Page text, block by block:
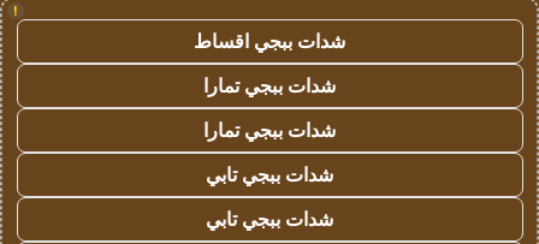
!
شدات ببجي اقساط
شدات ببجي تمارا
شدات ببجي تمارا
شدات ببجي تابي
شدات ببجي تابي